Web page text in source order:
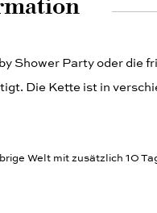
Shower Party oder die
Die Kette ist in
Welt mit zusätzlich 10